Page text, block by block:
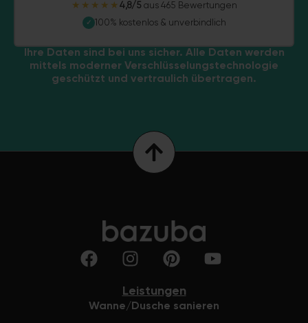
★★★★★ 4,8/5 aus 465 Bewertungen
✓ 100% kostenlos & unverbindlich
Ihre Daten sind bei uns sicher. Alle Daten werden
mittels moderner Verschlüsselungstechnologie
geschützt und vertraulich übertragen.
Leistungen
Wanne/Dusche sanieren